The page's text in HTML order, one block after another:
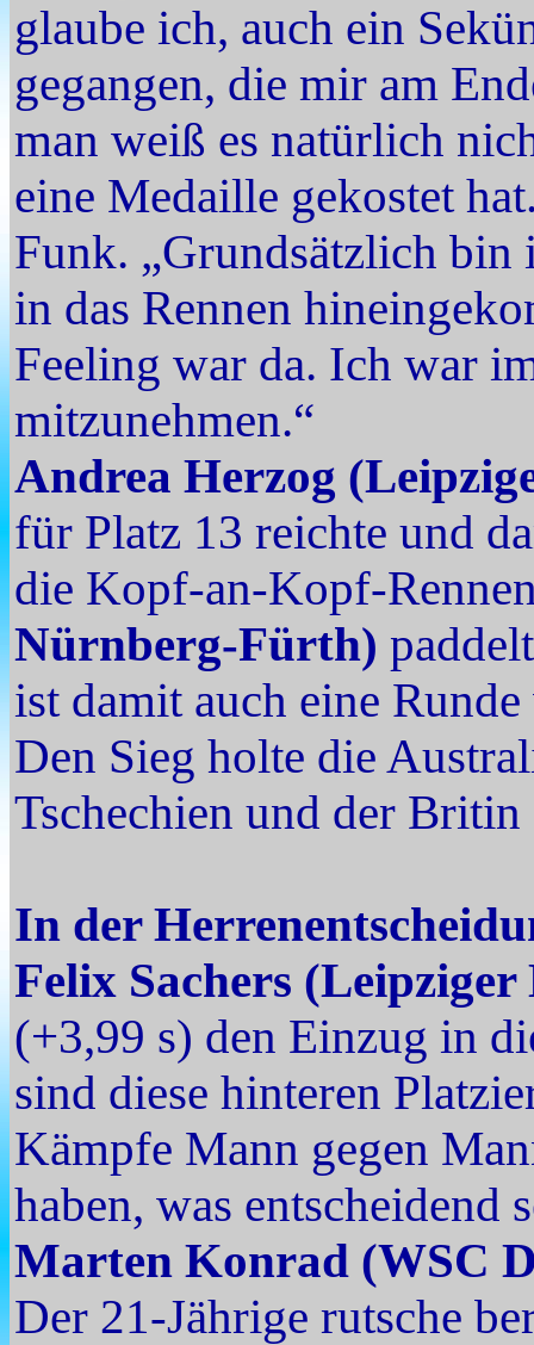
glaube ich, auch ein
gegangen, die mir am
man weiß es natürlich
eine Medaille gekostet
Funk. „Grundsätzlich bin
in das Rennen
Feeling war da. Ich war
mitzunehmen.“
Andrea Herzog
für Platz 13 reichte und
die Kopf-an-Kopf-
Nürnberg-Fürth)
ist damit auch eine
Den Sieg holte die
Tschechien und der
In der
Felix Sachers
(+3,99 s) den Einzug in
sind diese hinteren
Kämpfe Mann gegen
haben, was entscheidend
Marten Konrad (WSC
Der 21-Jährige rutsche